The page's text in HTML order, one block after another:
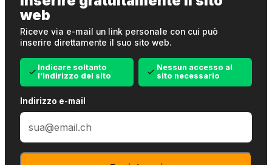
web
Riceve via e-mail un link personale con cui può
inserire direttamente il suo sito web.
Indicare soltanto
l’indirizzo del sito
Nessun accesso al
sito necessario
Indirizzo e-mail